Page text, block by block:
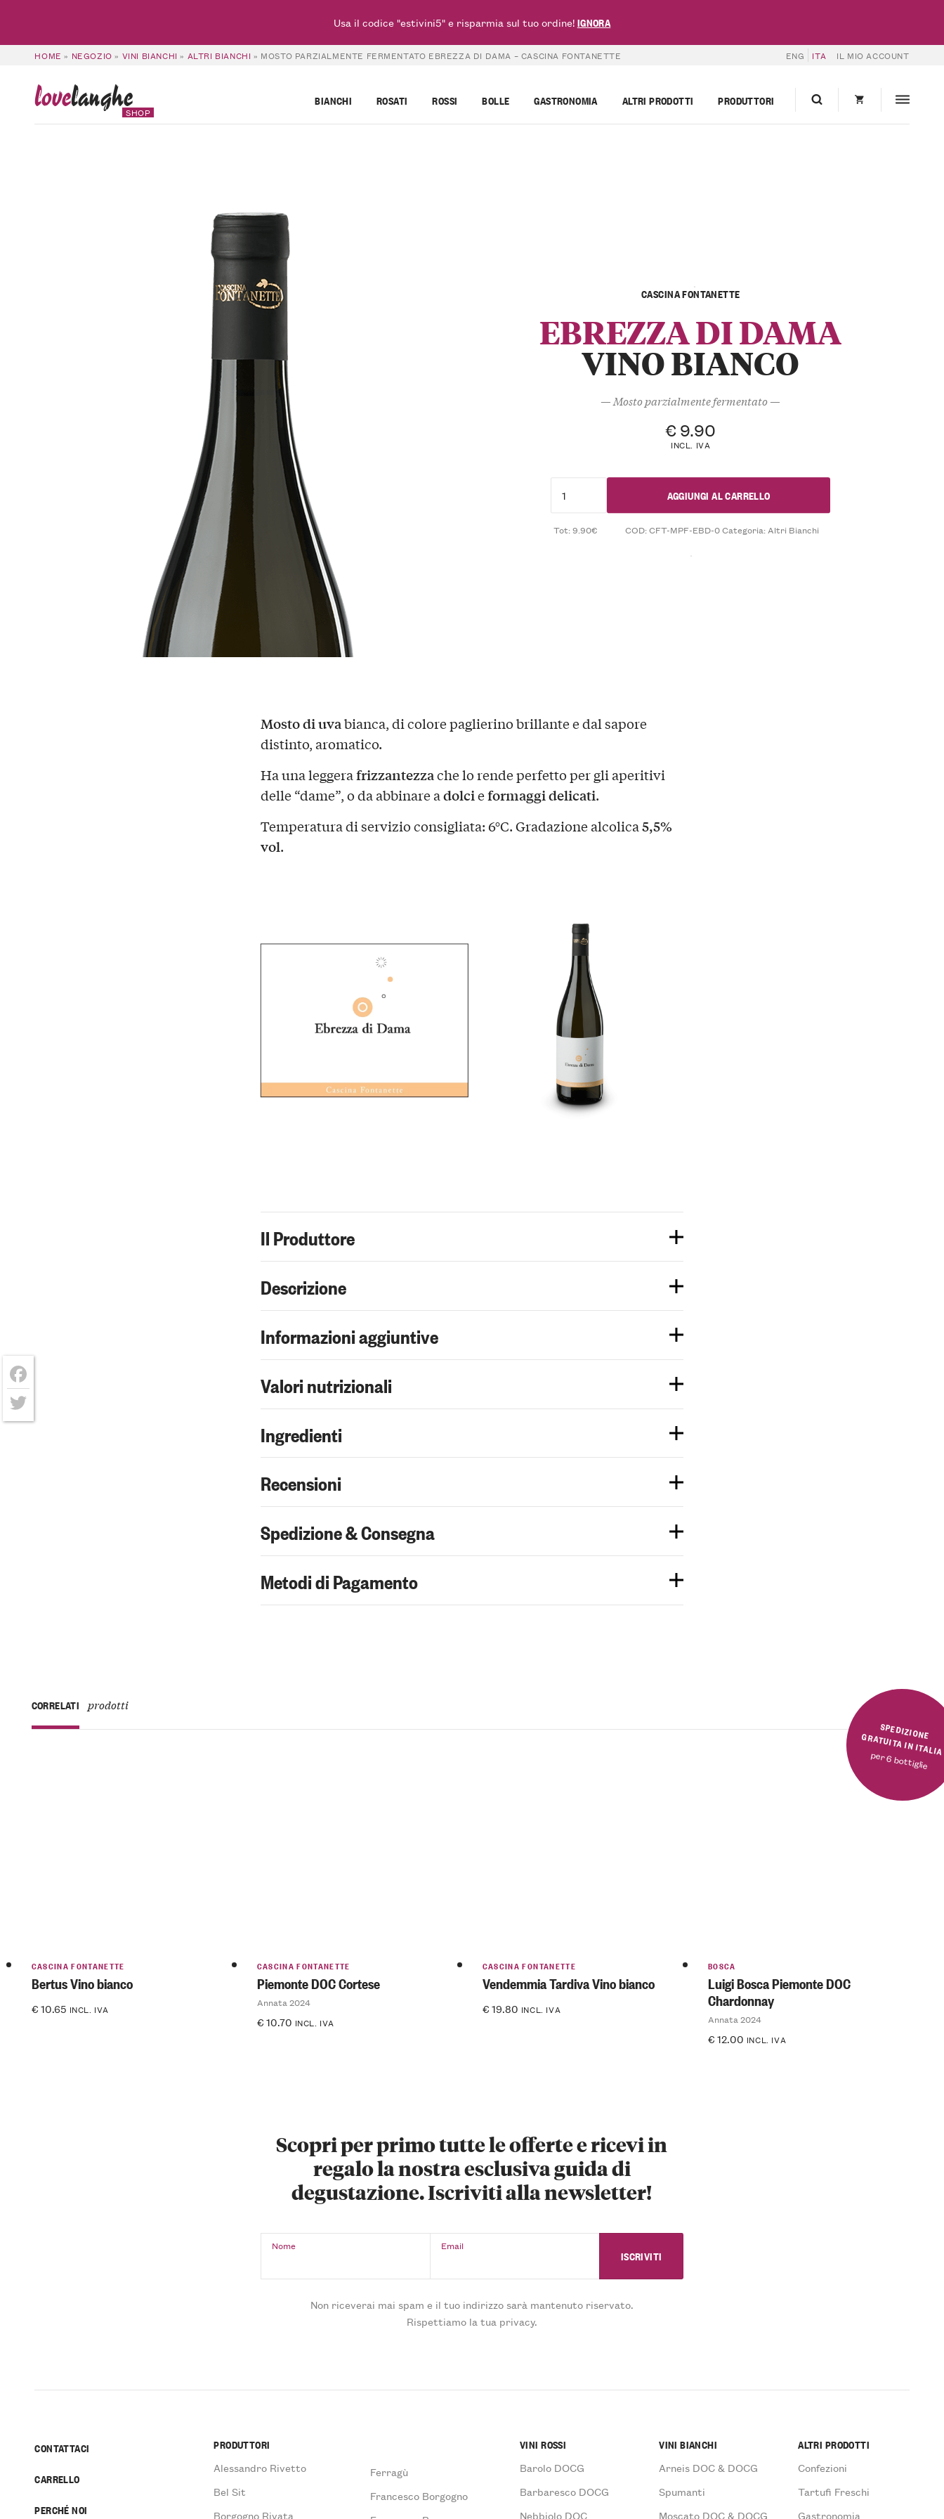
HOME » NEGOZIO » VINI BIANCHI » ALTRI BIANCHI » MOSTO PARZIALMENTE FERMENTATO EBREZZA DI DAMA – CASCINA FONTANETTE ENG ITA IL MIO ACCOUNT
lovelanghe
SHOP
BIANCHI ROSATI ROSSI BOLLE GASTRONOMIA ALTRI PRODOTTI PRODUTTORI
CASCINA FONTANETTE
EBREZZA DI DAMA
VINO BIANCO
— Mosto parzialmente fermentato —
€9.90
INCL. IVA
AGGIUNGI AL CARRELLO
Tot: 9.90€ COD:CFT-MPF-EBD-0Categoria:Altri Bianchi
Mosto di uvabianca, di colore paglierino brillante e dal sapore
distinto, aromatico.
Ha una leggerafrizzantezzache lo rende perfetto per gli aperitivi
delle “dame”, o da abbinare adolcieformaggidelicati.
Temperatura di servizio consigliata: 6°C. Gradazione alcolica5,5%
vol.
Il Produttore
Descrizione
Informazioni aggiuntive
Valori nutrizionali
Ingredienti
Recensioni
Spedizione & Consegna
Metodi di Pagamento
SPEDIZIONE GRATUITA IN ITALIA
per 6 bottiglie
CORRELATI prodotti
CASCINA FONTANETTE
Bertus Vino bianco
€10.65 INCL. IVA
CASCINA FONTANETTE
Piemonte DOC Cortese
Annata 2024
€10.70 INCL. IVA
CASCINA FONTANETTE
Vendemmia Tardiva Vino bianco
€19.80 INCL. IVA
BOSCA
Luigi Bosca Piemonte DOC
Chardonnay
Annata 2024
€12.00 INCL. IVA
Scopri per primo tutte le offerte e ricevi in
regalo la nostra esclusiva guida di
degustazione. Iscriviti alla newsletter!
Nome Email
Non riceverai mai spam e il tuo indirizzo sarà mantenuto riservato.
Rispettiamo la tua privacy.
CONTATTACI
CARRELLO
PERCHÉ NOI
PRODUTTORI
Alessandro Rivetto
Bel Sit
Borgogno Rivata
Ferragù
Francesco Borgogno
VINI ROSSI
Barolo DOCG
Barbaresco DOCG
Nebbiolo DOC
VINI BIANCHI
Arneis DOC & DOCG
Spumanti
Moscato DOC & DOCG
ALTRI PRODOTTI
Confezioni
Tartufi Freschi
Gastronomia
Facebook
Twitter
Usa il codice "estivini5" e risparmia sul tuo ordine!IGNORA